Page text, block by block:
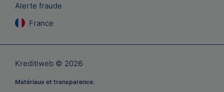
Alerte fraude
France
Kreditiweb © 2026
Matériaux et transparence.